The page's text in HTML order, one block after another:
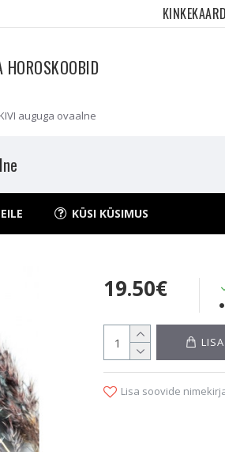
HOROSKOOBID
auguga ovaalne
KÜSI KÜSIMUS
19.50€
Lisa soovide